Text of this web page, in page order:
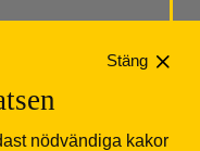
nödvändiga kakor
Stäng